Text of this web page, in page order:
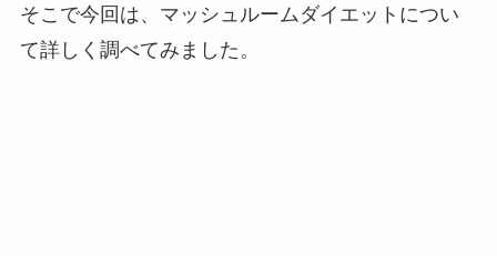
そこで今回は、マッシュルームダイエットについ
て詳しく調べてみました。